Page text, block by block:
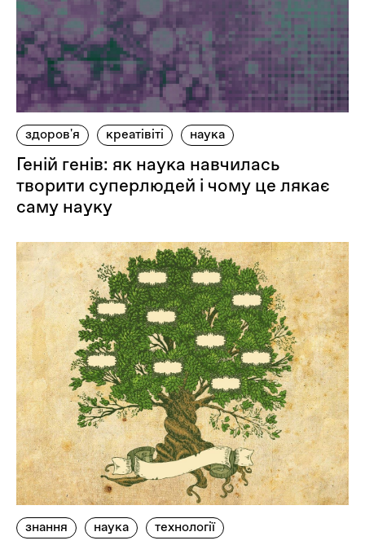
здоров'я креатівіті наука
Геній генів: як наука навчилась
творити суперлюдей і чому це лякає
саму науку
знання наука технології